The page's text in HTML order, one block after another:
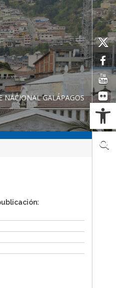
NACIONAL GALÁPAGOS